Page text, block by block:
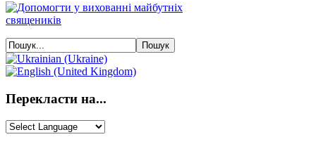
Перекласти на...